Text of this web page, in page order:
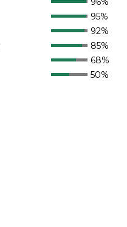
95%
92%
85%
68%
50%